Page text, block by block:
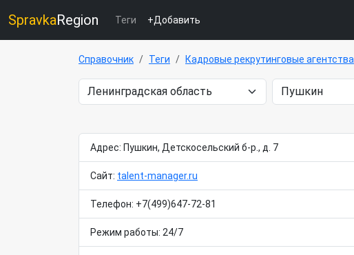
SpravkaRegion Теги +Добавить
Справочник Теги Кадровые рекрутинговые агентства
Адрес: Пушкин, Детскосельский б-р., д. 7
Сайт: talent-manager.ru
Телефон: +7(499)647-72-81
Режим работы: 24/7